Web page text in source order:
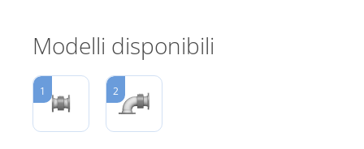
Modelli disponibili
1 2